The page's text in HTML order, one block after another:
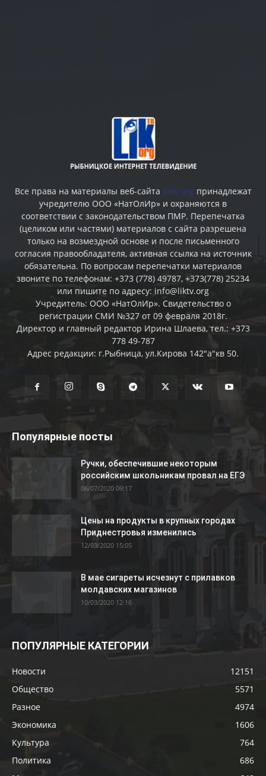
Все права на материалы веб-сайта liktv.org принадлежат
учредителю ООО «НатОлИр» и охраняются в
соответствии с законодательством ПМР. Перепечатка
(целиком или частями) материалов c сайта разрешена
только на возмездной основе и после письменного
согласия правообладателя, активная ссылка на источник
обязательна. По вопросам перепечатки материалов
звоните по телефонам: +373 (778) 49787, +373(778) 25234
или пишите по адресу: info@liktv.org
Учредитель: ООО «НатОлИр». Свидетельство о
регистрации СМИ №327 от 09 февраля 2018г.
Директор и главный редактор Ирина Шлаева, тел.: +373
778 49-787
Адрес редакции: г.Рыбница, ул.Кирова 142"а"кв 50.
Популярные посты
Ручки, обеспечившие некоторым
российским школьникам провал на ЕГЭ
06/07/2020 09:17
Цены на продукты в крупных городах
Приднестровья изменились
12/03/2020 15:05
В мае сигареты исчезнут с прилавков
молдавских магазинов
10/03/2020 12:16
ПОПУЛЯРНЫЕ КАТЕГОРИИ
Новости
12151
Общество
5571
Разное
4974
Экономика
1606
Культура
764
Политика
686